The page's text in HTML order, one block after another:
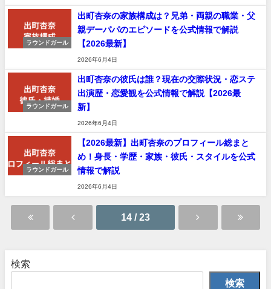
ラウンドガール
出町杏奈の家族構成は？兄弟・両親の職業・父
親デーパパのエピソードを公式情報で解説
【2026最新】
2026年6月4日
ラウンドガール
出町杏奈の彼氏は誰？現在の交際状況・恋ステ
出演歴・恋愛観を公式情報で解説【2026最
新】
2026年6月4日
ラウンドガール
【2026最新】出町杏奈のプロフィール総まと
め！身長・学歴・家族・彼氏・スタイルを公式
情報で解説
2026年6月4日
14 / 23
検索
検索